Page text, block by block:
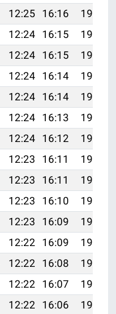
12:25 16:16
19:27
12:24 16:15
19:26
12:24 16:15
19:25
12:24 16:14
19:23
12:24 16:14
19:22
12:24 16:13
19:20
12:24 16:12
19:19
12:23 16:11
19:18
12:23 16:11
19:16
12:23 16:10
19:15
12:23 16:09
19:13
12:22 16:09
19:12
12:22 16:08
19:10
12:22 16:07
19:09
12:22 16:06 19:07